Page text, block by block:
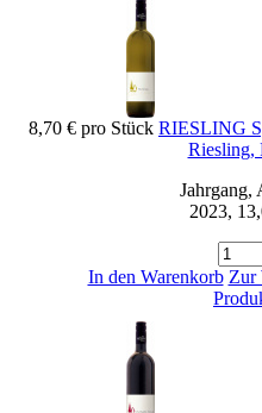
8,70 € pro Stück RIESLING
Riesling,
Jahrgang,
2023,
In den Warenkorb Zur